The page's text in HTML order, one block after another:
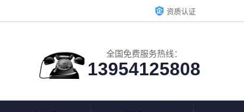
资质认证
全国免费服务热线：
13954125808